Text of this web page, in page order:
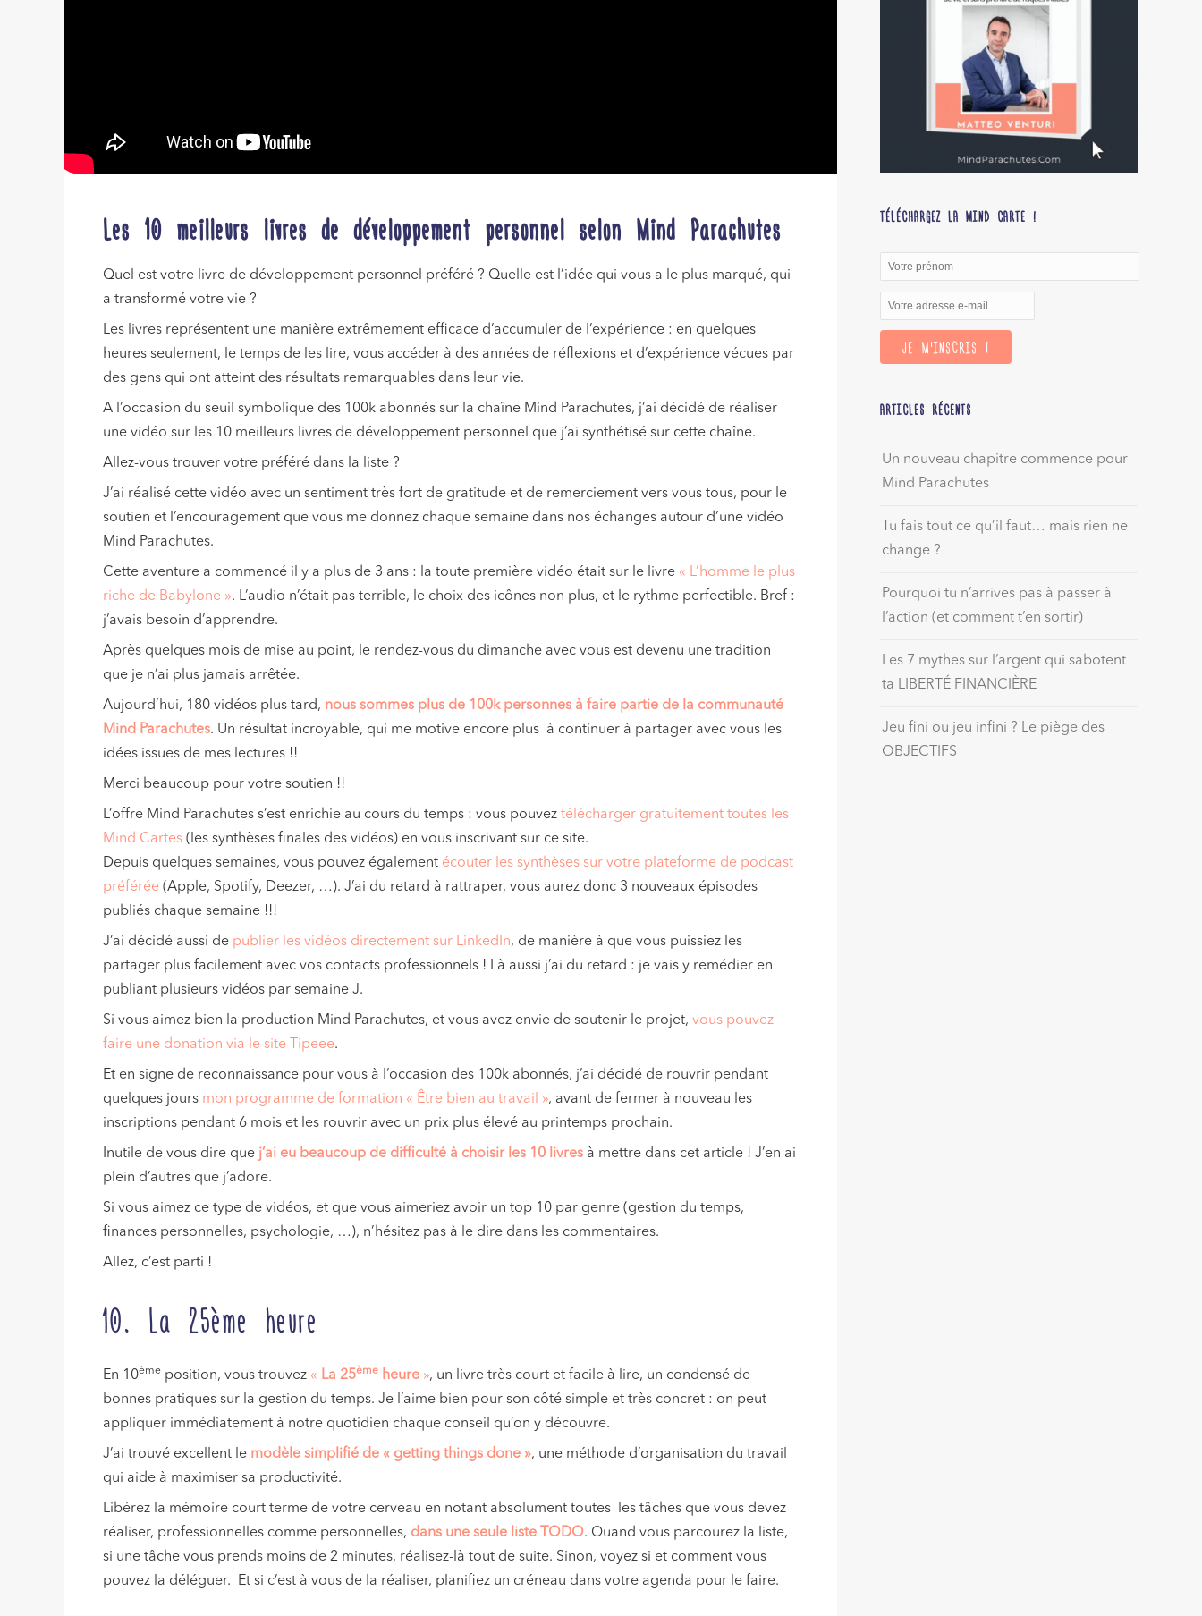
Les 10 meilleurs livres de développement personnel selon Mind Parachutes
Quel est votre livre de développement personnel préféré ? Quelle est l’idée qui vous a le plus marqué, qui
a transformé votre vie ?
Les livres représentent une manière extrêmement efficace d’accumuler de l’expérience : en quelques
heures seulement, le temps de les lire, vous accéder à des années de réflexions et d’expérience vécues par
des gens qui ont atteint des résultats remarquables dans leur vie.
A l’occasion du seuil symbolique des 100k abonnés sur la chaîne Mind Parachutes, j’ai décidé de réaliser
une vidéo sur les 10 meilleurs livres de développement personnel que j’ai synthétisé sur cette chaîne.
Allez-vous trouver votre préféré dans la liste ?
J’ai réalisé cette vidéo avec un sentiment très fort de gratitude et de remerciement vers vous tous, pour le
soutien et l’encouragement que vous me donnez chaque semaine dans nos échanges autour d’une vidéo
Mind Parachutes.
Cette aventure a commencé il y a plus de 3 ans : la toute première vidéo était sur le livre « L’homme le plus
riche de Babylone ». L’audio n’était pas terrible, le choix des icônes non plus, et le rythme perfectible. Bref :
j’avais besoin d’apprendre.
Après quelques mois de mise au point, le rendez-vous du dimanche avec vous est devenu une tradition
que je n’ai plus jamais arrêtée.
Aujourd’hui, 180 vidéos plus tard, nous sommes plus de 100k personnes à faire partie de la communauté
Mind Parachutes. Un résultat incroyable, qui me motive encore plus à continuer à partager avec vous les
idées issues de mes lectures !!
Merci beaucoup pour votre soutien !!
L’offre Mind Parachutes s’est enrichie au cours du temps : vous pouveztélécharger gratuitement toutes les
Mind Cartes (les synthèses finales des vidéos) en vous inscrivant sur ce site.
Depuis quelques semaines, vous pouvez également écouter les synthèses sur votre plateforme de podcast
préférée (Apple, Spotify, Deezer, …). J’ai du retard à rattraper, vous aurez donc 3 nouveaux épisodes
publiés chaque semaine !!!
J’ai décidé aussi de publier les vidéos directement sur LinkedIn, de manière à que vous puissiez les
partager plus facilement avec vos contacts professionnels ! Là aussi j’ai du retard : je vais y remédier en
publiant plusieurs vidéos par semaine J.
Si vous aimez bien la production Mind Parachutes, et vous avez envie de soutenir le projet,vous pouvez
faire une donation via le site Tipeee.
Et en signe de reconnaissance pour vous à l’occasion des 100k abonnés, j’ai décidé de rouvrir pendant
quelques jours mon programme de formation « Être bien au travail », avant de fermer à nouveau les
inscriptions pendant 6 mois et les rouvrir avec un prix plus élevé au printemps prochain.
Inutile de vous dire que j’ai eu beaucoup de difficulté à choisir les 10 livres à mettre dans cet article ! J’en ai
plein d’autres que j’adore.
Si vous aimez ce type de vidéos, et que vous aimeriez avoir un top 10 par genre (gestion du temps,
finances personnelles, psychologie, …), n’hésitez pas à le dire dans les commentaires.
Allez, c’est parti !
10. La 25ème heure
En 10ème position, vous trouvez « La 25ème heure », un livre très court et facile à lire, un condensé de
bonnes pratiques sur la gestion du temps. Je l’aime bien pour son côté simple et très concret : on peut
appliquer immédiatement à notre quotidien chaque conseil qu’on y découvre.
J’ai trouvé excellent le modèle simplifié de « getting things done », une méthode d’organisation du travail
qui aide à maximiser sa productivité.
Libérez la mémoire court terme de votre cerveau en notant absolument toutes les tâches que vous devez
réaliser, professionnelles comme personnelles, dans une seule liste TODO. Quand vous parcourez la liste,
si une tâche vous prends moins de 2 minutes, réalisez-là tout de suite. Sinon, voyez si et comment vous
pouvez la déléguer. Et si c’est à vous de la réaliser, planifiez un créneau dans votre agenda pour le faire.
TÉLÉCHARGEZ LA MIND CARTE !
ARTICLES RÉCENTS
Un nouveau chapitre commence pour
Mind Parachutes
Tu fais tout ce qu’il faut… mais rien ne
change ?
Pourquoi tu n’arrives pas à passer à
l’action (et comment t’en sortir)
Les 7 mythes sur l’argent qui sabotent
ta LIBERTÉ FINANCIÈRE
Jeu fini ou jeu infini ? Le piège des
OBJECTIFS